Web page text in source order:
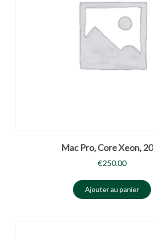
Mac Pro, Core Xeon,
€250.00
Ajouter au panier